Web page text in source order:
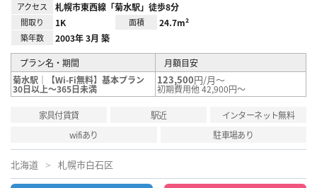
アクセス 札幌市東西線「菊水駅」徒歩8分
間取り 1K 面積 24.7m²
築年数 2003年 3月 築
プラン名・期間
月額目安
菊水駅｜【Wi-Fi無料】基本プラン
30日以上～365日未満
123,500円/月～
初期費用他 42,900円～
家具付賃貸 駅近
インターネット無料
wifiあり
駐車場あり
北海道 札幌市白石区